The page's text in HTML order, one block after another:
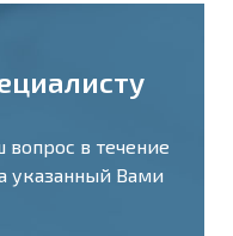
вопрос в течение
указанный Вами